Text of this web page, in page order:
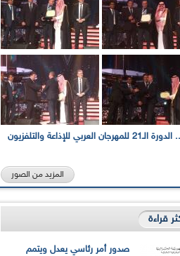
بالصور... الدورة الـ21 للمهرجان العربي للإذاعة والتلفزيون
المزيد من الصور
قراءة
صدور أمر رئاسي يعدل ويتمم